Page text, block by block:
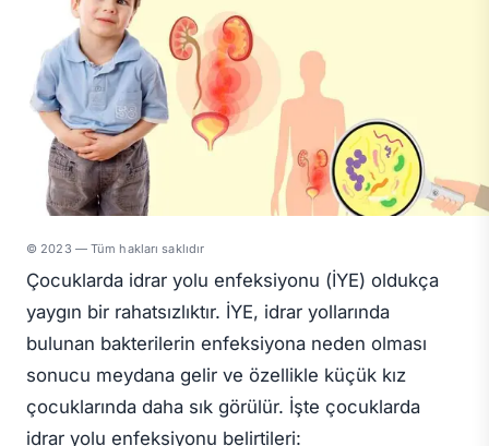
© 2023 — Tüm hakları saklıdır
Çocuklarda idrar yolu enfeksiyonu (İYE) oldukça
yaygın bir rahatsızlıktır. İYE, idrar yollarında
bulunan bakterilerin enfeksiyona neden olması
sonucu meydana gelir ve özellikle küçük kız
çocuklarında daha sık görülür. İşte çocuklarda
idrar yolu enfeksiyonu belirtileri: